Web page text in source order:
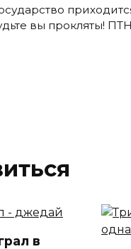
вы прокляты!
в